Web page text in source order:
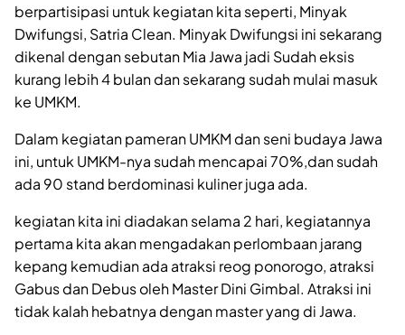
berpartisipasi untuk kegiatan kita seperti, Minyak
Dwifungsi, Satria Clean. Minyak Dwifungsi ini sekarang
dikenal dengan sebutan Mia Jawa jadi Sudah eksis
kurang lebih 4 bulan dan sekarang sudah mulai masuk
ke UMKM.
Dalam kegiatan pameran UMKM dan seni budaya Jawa
ini, untuk UMKM-nya sudah mencapai 70%,dan sudah
ada 90 stand berdominasi kuliner juga ada.
kegiatan kita ini diadakan selama 2 hari, kegiatannya
pertama kita akan mengadakan perlombaan jarang
kepang kemudian ada atraksi reog ponorogo, atraksi
Gabus dan Debus oleh Master Dini Gimbal. Atraksi ini
tidak kalah hebatnya dengan master yang di Jawa.